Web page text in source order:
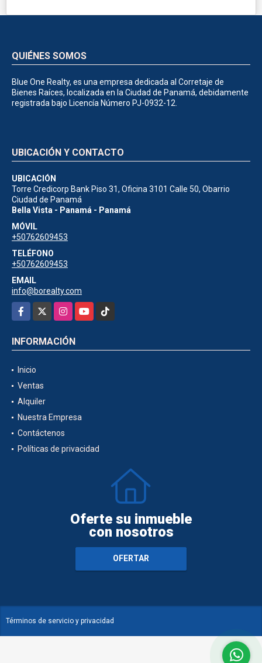
QUIÉNES SOMOS
Blue One Realty, es una empresa dedicada al Corretaje de
Bienes Raíces, localizada en la Ciudad de Panamá, debidamente
registrada bajo Licencía Número PJ-0932-12.
UBICACIÓN Y CONTACTO
UBICACIÓN
Torre Credicorp Bank Piso 31, Oficina 3101 Calle 50, Obarrio
Ciudad de Panamá
Bella Vista - Panamá - Panamá
MÓVIL
+50762609453
TELÉFONO
+50762609453
EMAIL
info@borealty.com
Facebook
InstagramYouTubeTikTok
INFORMACIÓN
Inicio
Ventas
Alquiler
Nuestra Empresa
Contáctenos
Políticas de privacidad
Oferte su inmueble
con nosotros
OFERTAR
Términos de servicio y privacidad